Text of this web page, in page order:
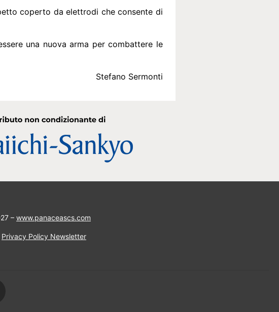
coperto da elettrodi che consente di
una nuova arma per combattere le
Stefano Sermonti
– www.panaceascs.com
Privacy Policy Newsletter